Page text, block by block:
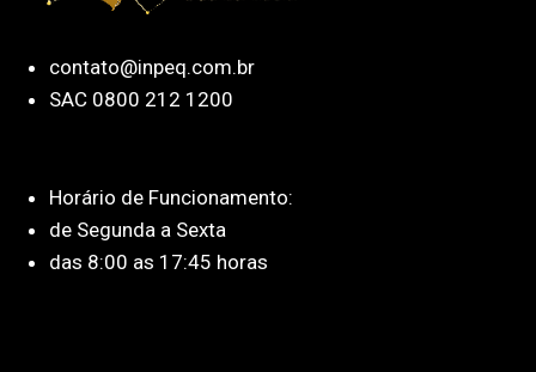
contato@inpeq.com.br
SAC 0800 212 1200
Horário de Funcionamento:
de Segunda a Sexta
das 8:00 as 17:45 horas